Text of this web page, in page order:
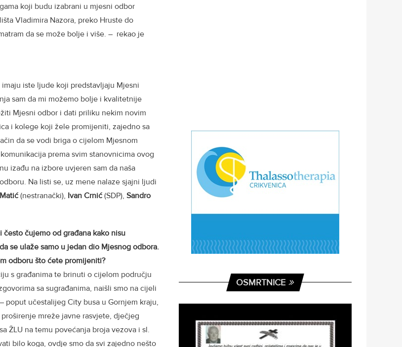
koji budu izabrani u mjesni odbor
Vladimira Nazora, preko Hruste do
da se može bolje i više. – rekao je
iste ljude koji predstavljaju Mjesni
sam da mi možemo bolje i kvalitetnije
Mjesni odbor i dati priliku nekim novim
i kolege koji žele promijeniti, zajedno sa
da se vodi briga o cijelom Mjesnom
prema svim stanovnicima ovog
izađu na izbore uvjeren sam da naša
Na listi se, uz mene nalaze sjajni ljudi
(nestranački), Ivan Crnić(SDP), Sandro
čujemo od građana kako nisu
se ulaže samo u jedan dio Mjesnog odbora.
odboru što ćete promijeniti?
s građanima te brinuti o cijelom području
sa sugrađanima, naišli smo na cijeli
učestalijeg City busa u Gornjem kraju,
mreže javne rasvjete, dječjeg
ŽLU na temu povećanja broja vezova i sl.
bilo koga, ovdje smo da svi zajedno nešto
OSMRTNICE